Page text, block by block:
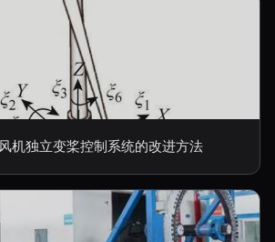
机独立变桨控制系统的改进方法